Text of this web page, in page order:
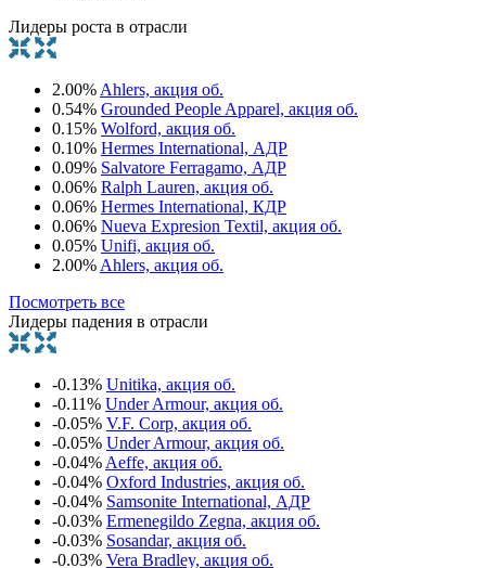
Лидеры роста в отрасли
2.00% Ahlers, акция об.
0.54% Grounded People Apparel, акция об.
0.15% Wolford, акция об.
0.10% Hermes International, АДР
0.09% Salvatore Ferragamo, АДР
0.06% Ralph Lauren, акция об.
0.06% Hermes International, КДР
0.06% Nueva Expresion Textil, акция об.
0.05% Unifi, акция об.
2.00% Ahlers, акция об.
Посмотреть все
Лидеры падения в отрасли
-0.13% Unitika, акция об.
-0.11% Under Armour, акция об.
-0.05% V.F. Corp, акция об.
-0.05% Under Armour, акция об.
-0.04% Aeffe, акция об.
-0.04% Oxford Industries, акция об.
-0.04% Samsonite International, АДР
-0.03% Ermenegildo Zegna, акция об.
-0.03% Sosandar, акция об.
-0.03% Vera Bradley, акция об.